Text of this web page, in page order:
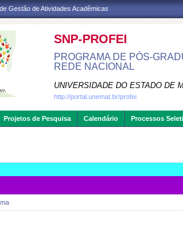
Gestão de Atividades Acadêmicas
SNP-PROFEI
PROGRAMA DE PÓS-
REDE NACIONAL
UNIVERSIDADE DO ESTADO DE
http://portal.unemat.br/profei
Projetos de Pesquisa Calendário Processos